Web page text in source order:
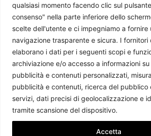
qualsiasi momento facendo clic sul
consenso" nella parte inferiore dello
scelte dell'utente e ci impegniamo a fornire
navigazione trasparente e sicura. I
elaborano i dati per i seguenti scopi e
archiviazione e/o accesso a informazioni
pubblicità e contenuti personalizzati,
pubblicità e contenuti, ricerca del pubblico
servizi, dati precisi di geolocalizzazione e
tramite scansione del dispositivo.
Accetta
Ungheria, la transizione energetica ed
Governo
Emanuele Manfredo Fioravanzo 1 Luglio 2026